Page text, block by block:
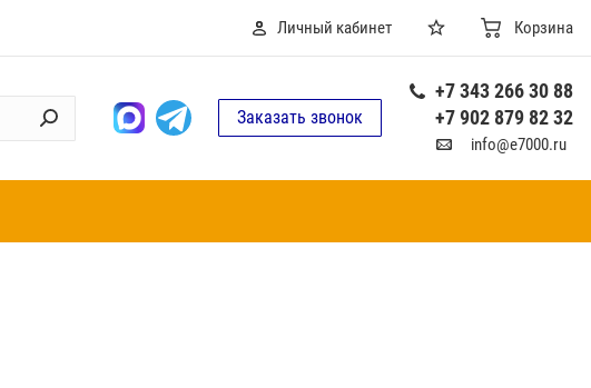
Личный кабинет Корзина
Заказать звонок
+7 343 266 30 88
+7 902 879 82 32
info@e7000.ru